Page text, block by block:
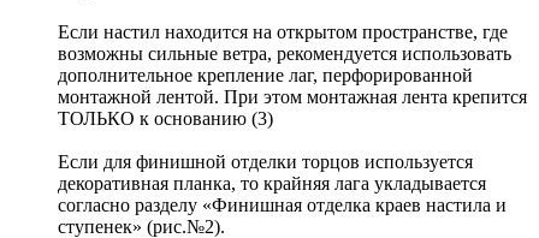
Если настил находится на открытом пространстве, где
возможны сильные ветра, рекомендуется использовать
дополнительное крепление лаг, перфорированной
монтажной лентой. При этом монтажная лента крепится
ТОЛЬКО к основанию (3)
Если для финишной отделки торцов используется
декоративная планка, то крайняя лага укладывается
согласно разделу «Финишная отделка краев настила и
ступенек» (рис.№2).